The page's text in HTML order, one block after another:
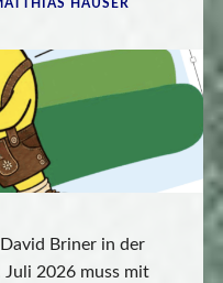
HAUSER
Briner in der
2026 muss mit